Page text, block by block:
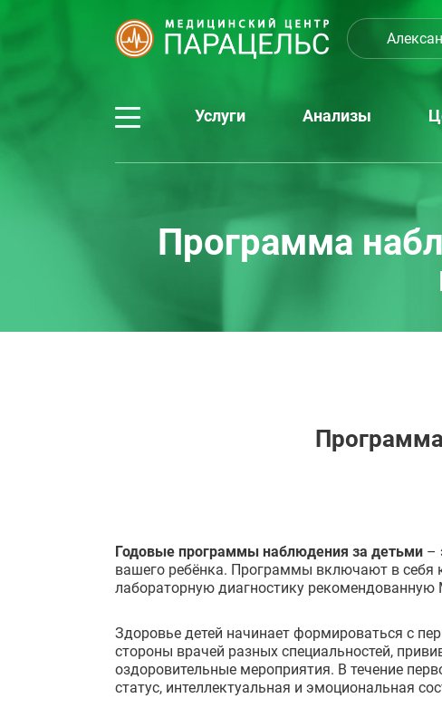
Услуги Анализы
Программа
Годовые программы наблюдения за детьми –
вашего ребёнка. Программы включают в себя
лабораторную диагностику
Здоровье детей начинает формироваться с
стороны врачей разных специальностей,
оздоровительные мероприятия. В течение
статус, интеллектуальная и эмоциональная